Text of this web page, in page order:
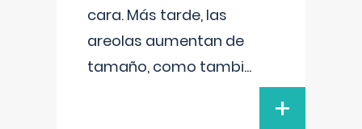
cara. Más tarde, las
areolas aumentan de
tamaño, como tambi...
+